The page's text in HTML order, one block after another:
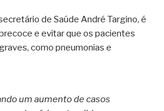
de Saúde André Targino, é
e evitar que os pacientes
como pneumonias e
um aumento de casos